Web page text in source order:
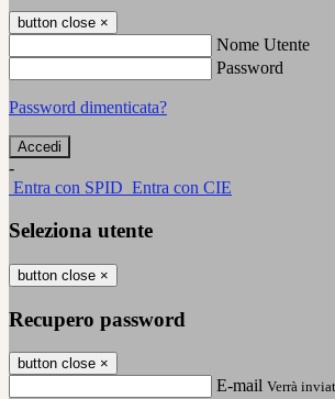
button close ×
Nome Utente
Password
Password dimenticata?
-
Entra con SPID Entra con CIE
Seleziona utente
button close ×
Recupero password
button close ×
E-mail Verrà